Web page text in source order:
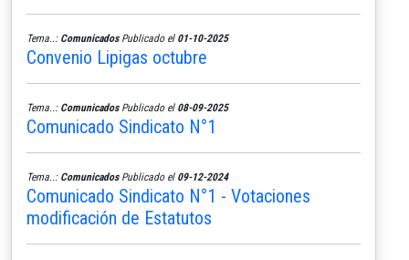
Tema..: ComunicadosPublicado el 01-10-2025
Convenio Lipigas octubre
Tema..: ComunicadosPublicado el 08-09-2025
Comunicado Sindicato N°1
Tema..: ComunicadosPublicado el 09-12-2024
Comunicado Sindicato N°1 - Votaciones
modificación de Estatutos